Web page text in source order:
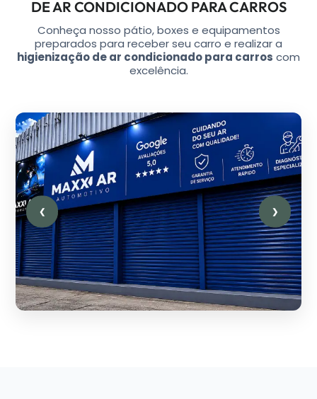
DE AR CONDICIONADO PARA CARROS
Conheça nosso pátio, boxes e equipamentos
preparados para receber seu carro e realizar a
higienização de ar condicionado para carros com
excelência.
❮ ❯